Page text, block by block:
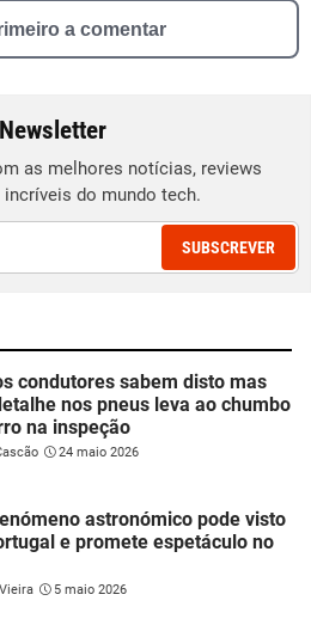
a comentar
as melhores notícias, reviews
do mundo tech.
SUBSCREVER
condutores sabem disto mas
nos pneus leva ao chumbo
na inspeção
24 maio 2026
astronómico pode visto
e promete espetáculo no
5 maio 2026